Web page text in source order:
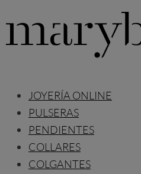
JOYERÍA ONLINE
PULSERAS
PENDIENTES
COLLARES
COLGANTES